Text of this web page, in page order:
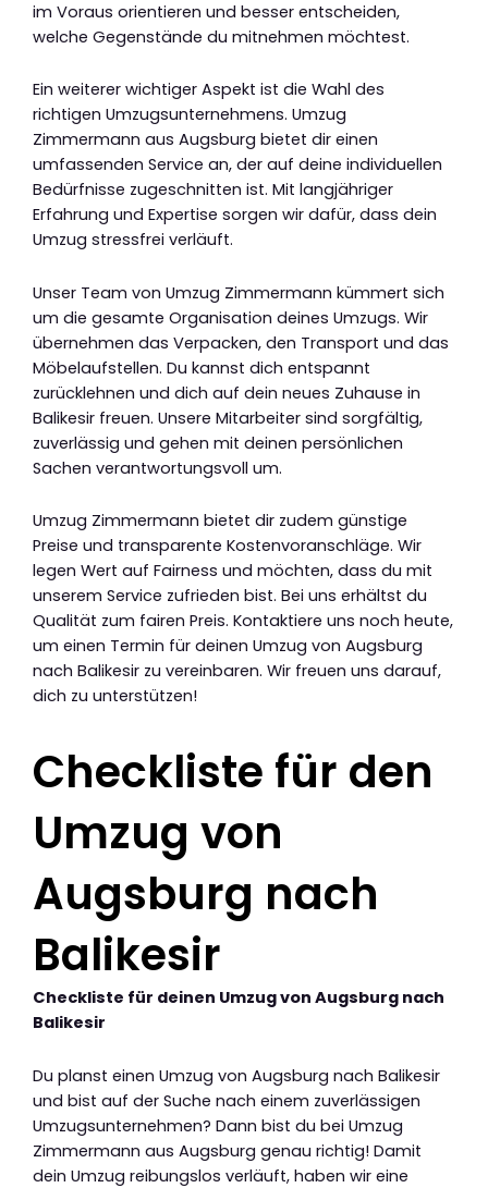
im Voraus orientieren und besser entscheiden,
welche Gegenstände du mitnehmen möchtest.
Ein weiterer wichtiger Aspekt ist die Wahl des
richtigen Umzugsunternehmens. Umzug
Zimmermann aus Augsburg bietet dir einen
umfassenden Service an, der auf deine individuellen
Bedürfnisse zugeschnitten ist. Mit langjähriger
Erfahrung und Expertise sorgen wir dafür, dass dein
Umzug stressfrei verläuft.
Unser Team von Umzug Zimmermann kümmert sich
um die gesamte Organisation deines Umzugs. Wir
übernehmen das Verpacken, den Transport und das
Möbelaufstellen. Du kannst dich entspannt
zurücklehnen und dich auf dein neues Zuhause in
Balikesir freuen. Unsere Mitarbeiter sind sorgfältig,
zuverlässig und gehen mit deinen persönlichen
Sachen verantwortungsvoll um.
Umzug Zimmermann bietet dir zudem günstige
Preise und transparente Kostenvoranschläge. Wir
legen Wert auf Fairness und möchten, dass du mit
unserem Service zufrieden bist. Bei uns erhältst du
Qualität zum fairen Preis. Kontaktiere uns noch heute,
um einen Termin für deinen Umzug von Augsburg
nach Balikesir zu vereinbaren. Wir freuen uns darauf,
dich zu unterstützen!
Checkliste für den
Umzug von
Augsburg nach
Balikesir
Checkliste für deinen Umzug von Augsburg nach
Balikesir
Du planst einen Umzug von Augsburg nach Balikesir
und bist auf der Suche nach einem zuverlässigen
Umzugsunternehmen? Dann bist du bei Umzug
Zimmermann aus Augsburg genau richtig! Damit
dein Umzug reibungslos verläuft, haben wir eine